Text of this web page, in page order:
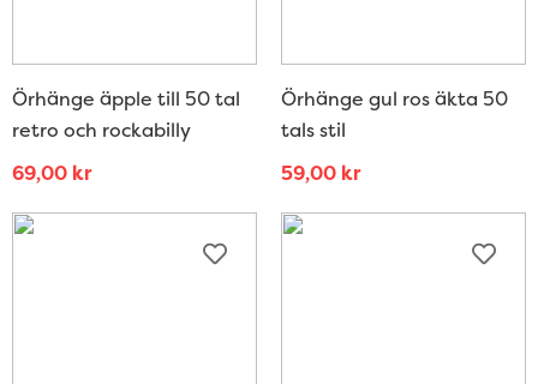
Örhänge äpple till 50 tal
retro och rockabilly
69,00 kr
Örhänge gul ros äkta 50
tals stil
59,00 kr